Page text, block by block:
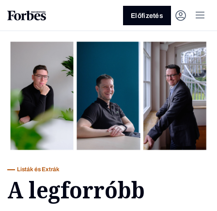
Vagy fedezze fel a következő
Előfizetés
Listák és Extrák
A legforróbb